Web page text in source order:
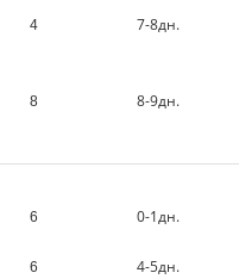
4 7-8дн.
8 8-9дн.
6 0-1дн.
6 4-5дн.